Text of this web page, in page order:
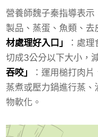
營養師魏子秦指導表示
製品、蒸蛋、魚類、去
材處理好入口」
：處
切成3公分以下大小，
吞咬」
：運用槌打肉
蒸煮或壓力鍋進行蒸
物軟化。